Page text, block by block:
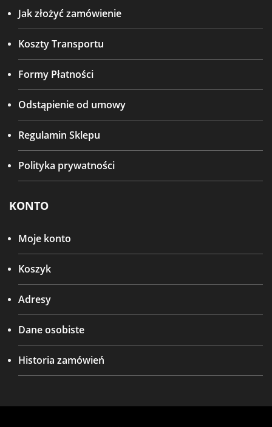
Jak złożyć zamówienie
Koszty Transportu
Formy Płatności
Odstąpienie od umowy
Regulamin Sklepu
Polityka prywatności
KONTO
Moje konto
Koszyk
Adresy
Dane osobiste
Historia zamówień